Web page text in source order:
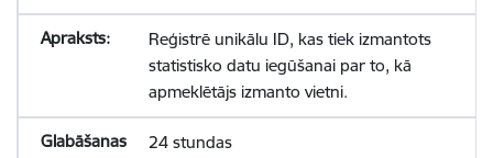
Reģistrē unikālu ID, kas tiek izmantots
statistisko datu iegūšanai par to, kā
apmeklētājs izmanto vietni.
24 stundas